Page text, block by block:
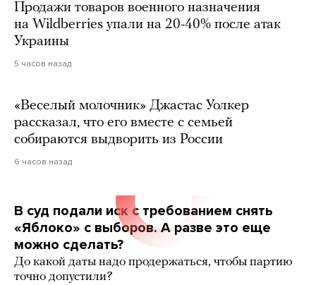
Продажи товаров военного назначения
на Wildberries упали на 20-40% после атак
Украины
5 часов назад
«Веселый молочник» Джастас Уолкер
рассказал, что его вместе с семьей
собираются выдворить из России
6 часов назад
В суд подали иск с требованием снять
«Яблоко» с выборов. А разве это еще
можно сделать?
До какой даты надо продержаться, чтобы партию
точно допустили?